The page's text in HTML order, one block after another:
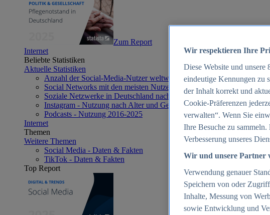
Zum Report
Internet
Beliebte Statistiken
Aktuelle Statistiken
Anzahl der Social-Media-Nutzer weltweit 2012-2025
Social Networks mit den meisten Nutzern weltweit 2025
Soziale Netzwerke in Deutschland nach Generationen 2025
Instagram - Nutzung nach Alter und Geschlecht in Deutschland 2025
Podcasts - Nutzung 2016-2025
Internet
Themen
Weitere Themen
Social Media - Daten & Fakten
TikTok - Daten & Fakten
Top Report
Wir respektieren Ihre
Diese Website und unsere
eindeutige Kennungen zu
der Inhalt korrekt und
Cookie-Präferenzen
verwalten“. Wenn Sie
Ihre Besuche zu
Verbesserung unseres
Wir und unsere Partner
Verwendung genauer
Speichern von oder
Inhalte, Messung von
sowie Entwicklung und